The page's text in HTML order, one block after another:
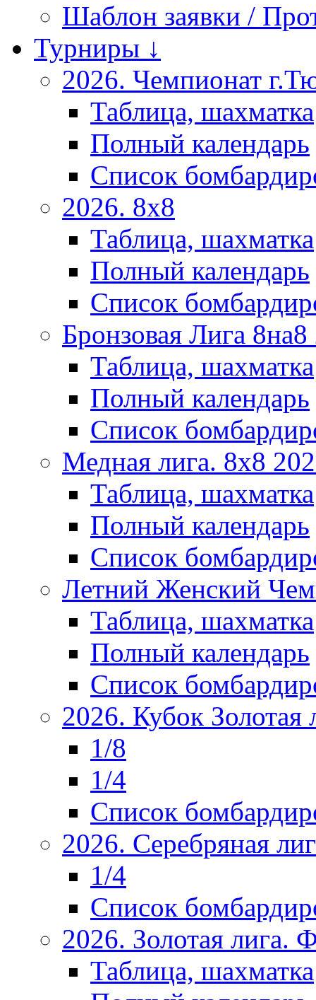
Шаблон заявки /
Турниры ↓
2026. Чемпионат
Таблица, шахматка
Полный календарь
Список
2026. 8х8
Таблица, шахматка
Полный календарь
Список
Бронзовая Лига
Таблица, шахматка
Полный календарь
Список
Медная лига. 8x8
Таблица, шахматка
Полный календарь
Список
Летний Женский
Таблица, шахматка
Полный календарь
Список
2026. Кубок Золотая
1/8
1/4
Список
2026. Серебряная
1/4
Список
2026. Золотая
Таблица, шахматка